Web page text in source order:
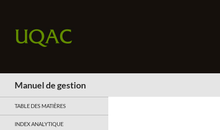
Manuel de gestion
TABLE DES MATIÈRES
INDEX ANALYTIQUE